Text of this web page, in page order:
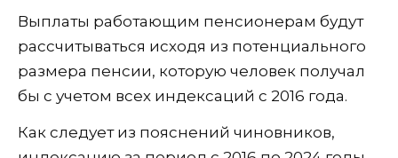
Выплаты работающим пенсионерам будут
рассчитываться исходя из потенциального
размера пенсии, которую человек получал
бы с учетом всех индексаций с 2016 года.
Как следует из пояснений чиновников,